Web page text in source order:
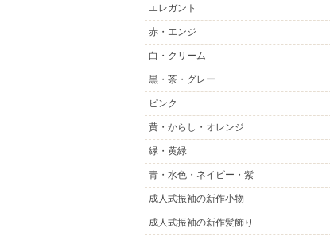
エレガント
赤・エンジ
白・クリーム
黒・茶・グレー
ピンク
黄・からし・オレンジ
緑・黄緑
青・水色・ネイビー・紫
成人式振袖の新作小物
成人式振袖の新作髪飾り